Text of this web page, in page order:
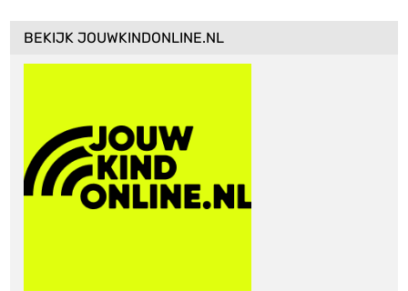
BEKIJK JOUWKINDONLINE.NL